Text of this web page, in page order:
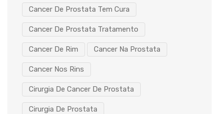
Cancer De Prostata Tem Cura
Cancer De Prostata Tratamento
Cancer De Rim Cancer Na Prostata
Cancer Nos Rins
Cirurgia De Cancer De Prostata
Cirurgia De Prostata